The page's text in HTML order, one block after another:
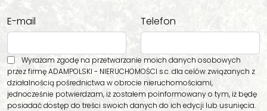
E-mail Telefon
Wyrażam zgodę na przetwarzanie moich danych osobowych
przez firmę ADAMPOLSKI - NIERUCHOMOŚCI s.c. dla celów związanych z
działalnością pośrednictwa w obrocie nieruchomościami,
jednocześnie potwierdzam, iż zostałem poinformowany o tym, iż będę
posiadać dostęp do treści swoich danych do ich edycji lub usunięcia.